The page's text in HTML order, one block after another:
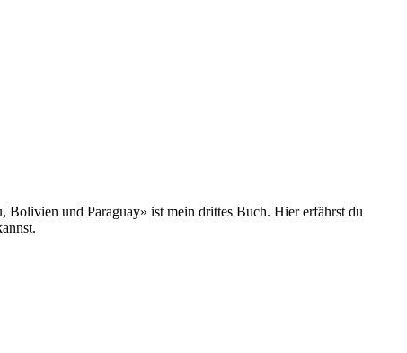
Bolivien und Paraguay» ist mein drittes Buch. Hier erfährst du